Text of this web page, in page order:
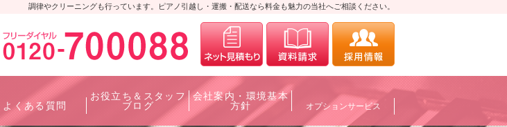
調律やクリーニングも行っています。ピアノ引越し・運搬・配送なら料金も魅力の当社へご相談ください。
0120-700088メールにてお問合せ
よくある質問
お役立ち＆スタッフ
ブログ
会社案内・環境基本
方針
オプションサービス